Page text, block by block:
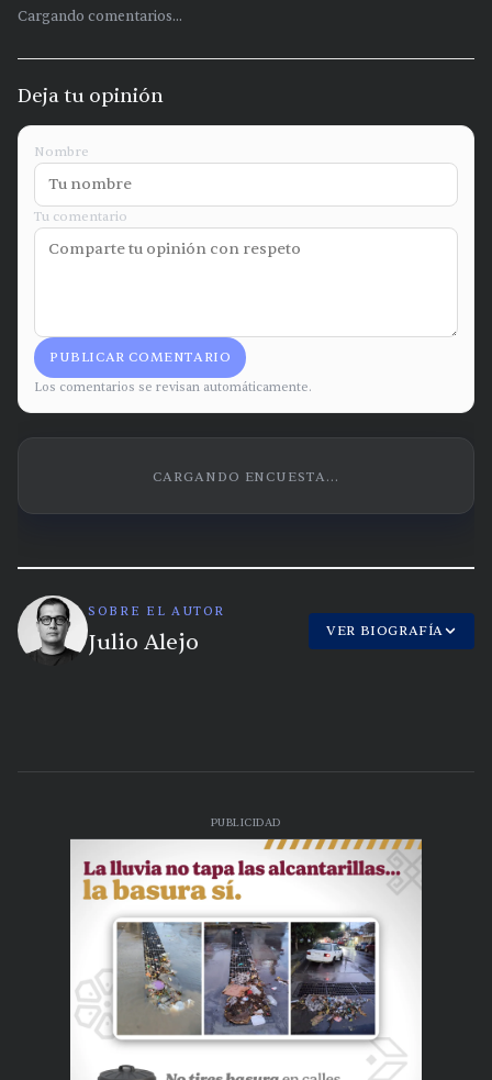
Cargando comentarios...
Deja tu opinión
Nombre
Tu comentario
PUBLICAR COMENTARIO
Los comentarios se revisan automáticamente.
CARGANDO ENCUESTA...
SOBRE EL AUTOR
Julio Alejo VER BIOGRAFÍA
PUBLICIDAD